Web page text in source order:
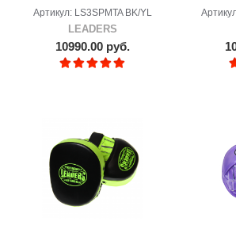
Bumblebee
Артикул: LS3SPMTA BK/YL
LEADERS
10990.00 руб.